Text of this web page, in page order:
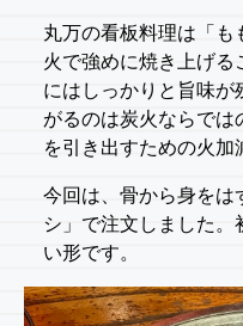
丸万の看板料理は「も
火で強めに焼き上げる
にはしっかりと旨味が
がるのは炭火ならでは
を引き出すための火加
今回は、骨から身をは
シ」で注文しました。
い形です。